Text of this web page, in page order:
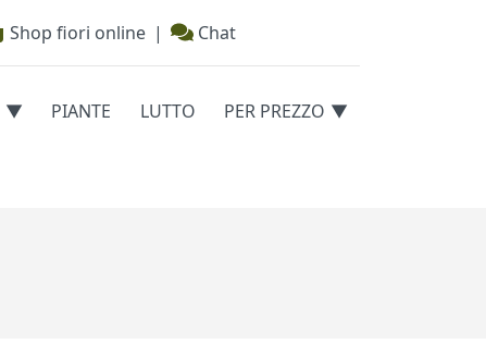
Shop fiori online | Chat
PIANTE LUTTO PER PREZZO